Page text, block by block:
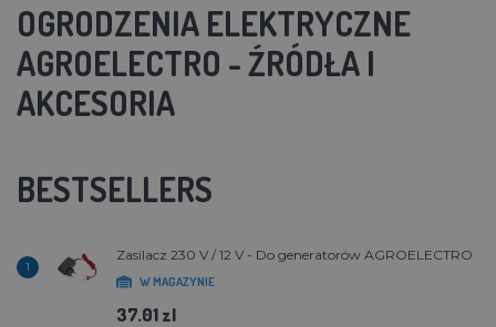
OGRODZENIA ELEKTRYCZNE
AGROELECTRO - ŹRÓDŁA I
AKCESORIA
BESTSELLERS
1
Zasilacz 230 V / 12 V - Do generatorów AGROELECTRO
W MAGAZYNIE
37.01 zl